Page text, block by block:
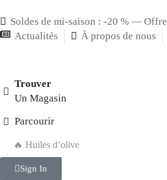
Soldes de mi-saison : -20 % —
Actualités
À propos de nous
Trouver
Un Magasin
Parcourir
🔥 Huiles d’olive
Sign In